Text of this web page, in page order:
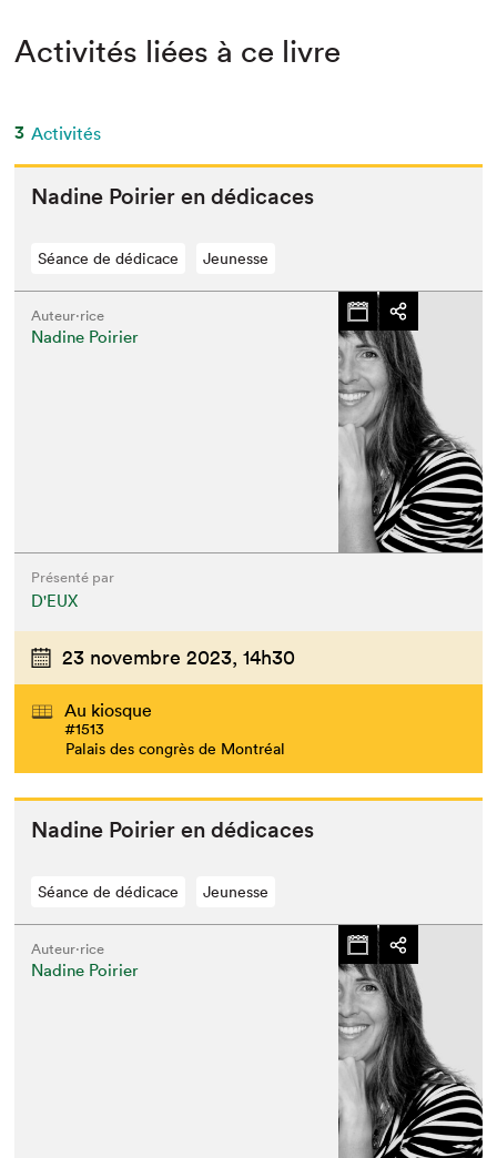
Activités liées à ce livre
3 Activités
Nadine Poiri­er en dédicaces
Séance de dédicace Jeunesse
Auteur·rice
Nadine Poirier
Présenté par
D'EUX
23 novembre 2023, 14h30
Au kiosque
#1513
Palais des congrès de Montréal
Nadine Poiri­er en dédicaces
Séance de dédicace Jeunesse
Auteur·rice
Nadine Poirier